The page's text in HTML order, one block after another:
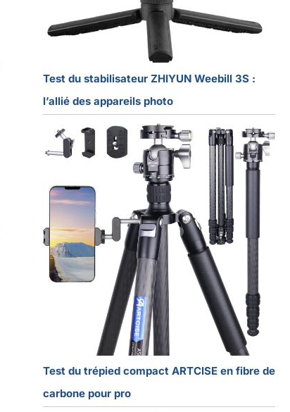
Test du stabilisateur ZHIYUN Weebill 3S :
l’allié des appareils photo
Test du trépied compact ARTCISE en fibre de
carbone pour pro